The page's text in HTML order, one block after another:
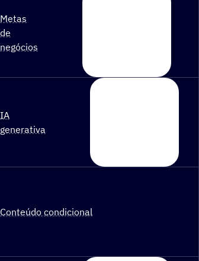
Metas
de
negócios
IA
generativa
Conteúdo condicional